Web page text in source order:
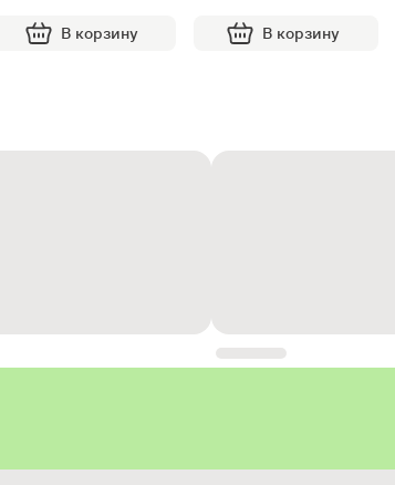
В корзину В корзину